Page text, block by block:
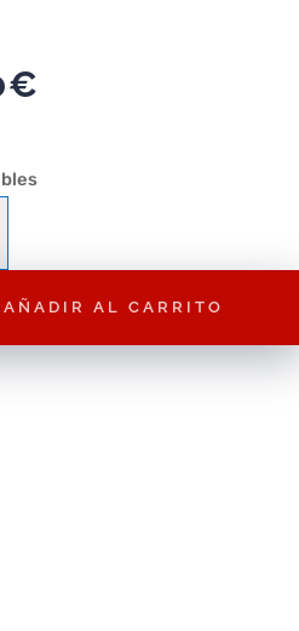
€
AÑADIR AL CARRITO